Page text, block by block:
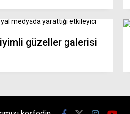
güzeller galerisi